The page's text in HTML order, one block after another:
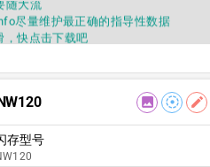
随大流
尽量维护最正确的指导性数据
，快点击下载吧
间才能恢复
第三方工具提供的数据都不要
随大流
尽量维护最正确的指导性数据
快点击下载吧
image filter_tilt_shift edit
存型号